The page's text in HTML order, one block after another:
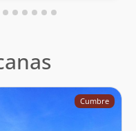
Cumbre